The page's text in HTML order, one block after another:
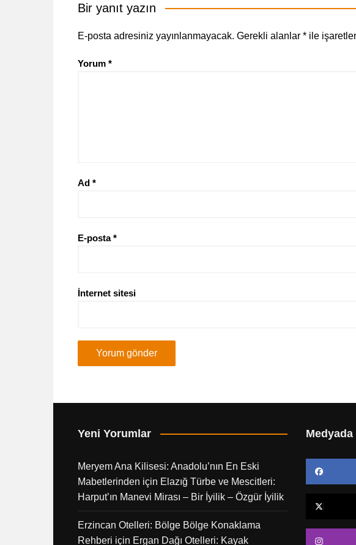
Bir yanıt yazın
E-posta adresiniz yayınlanmayacak. Gerekli alanlar * ile
Yorum *
Ad *
E-posta*
İnternet sitesi
Yeni Yorumlar
Meryem Ana Kilisesi: Anadolu’nın En Eski
Mabetlerinden için Elazığ Türbe ve Mescitleri:
Harput’ın Manevi Mirası – Bir İyilik – Özgür İyilik
Erzincan Otelleri: Bölge Bölge Konaklama
Rehberi için Ergan Dağı Otelleri: Kayak
Medyada